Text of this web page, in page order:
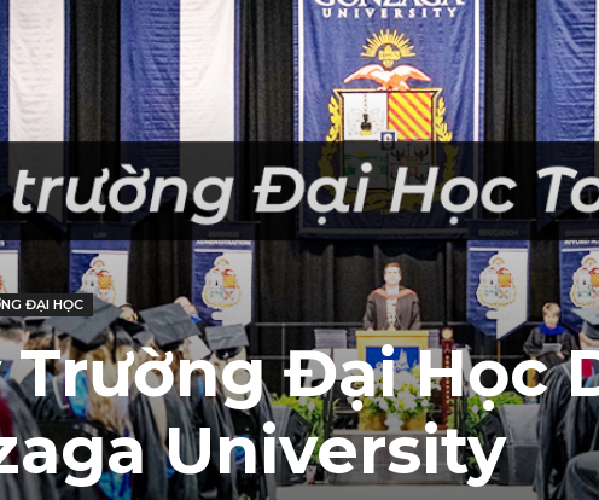
ĐẠI HỌC
Trường Đại Học
University